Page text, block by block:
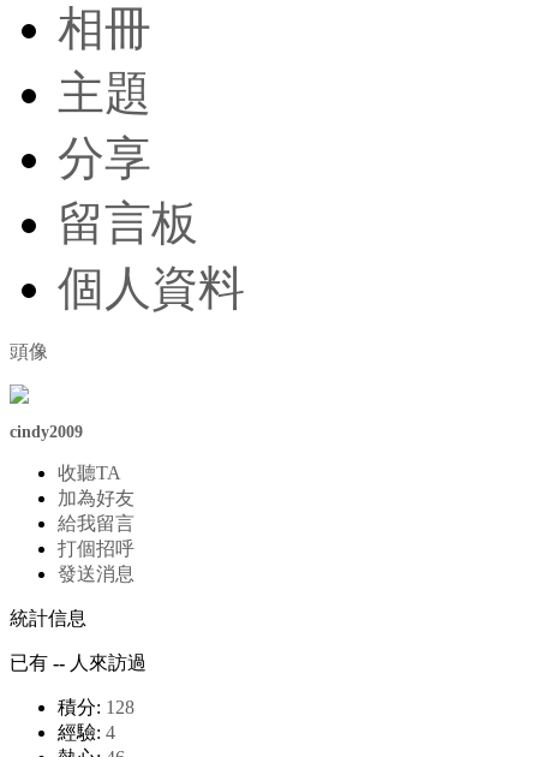
相冊
主題
分享
留言板
個人資料
頭像
cindy2009
收聽TA
加為好友
給我留言
打個招呼
發送消息
統計信息
已有 -- 人來訪過
積分: 128
經驗: 4